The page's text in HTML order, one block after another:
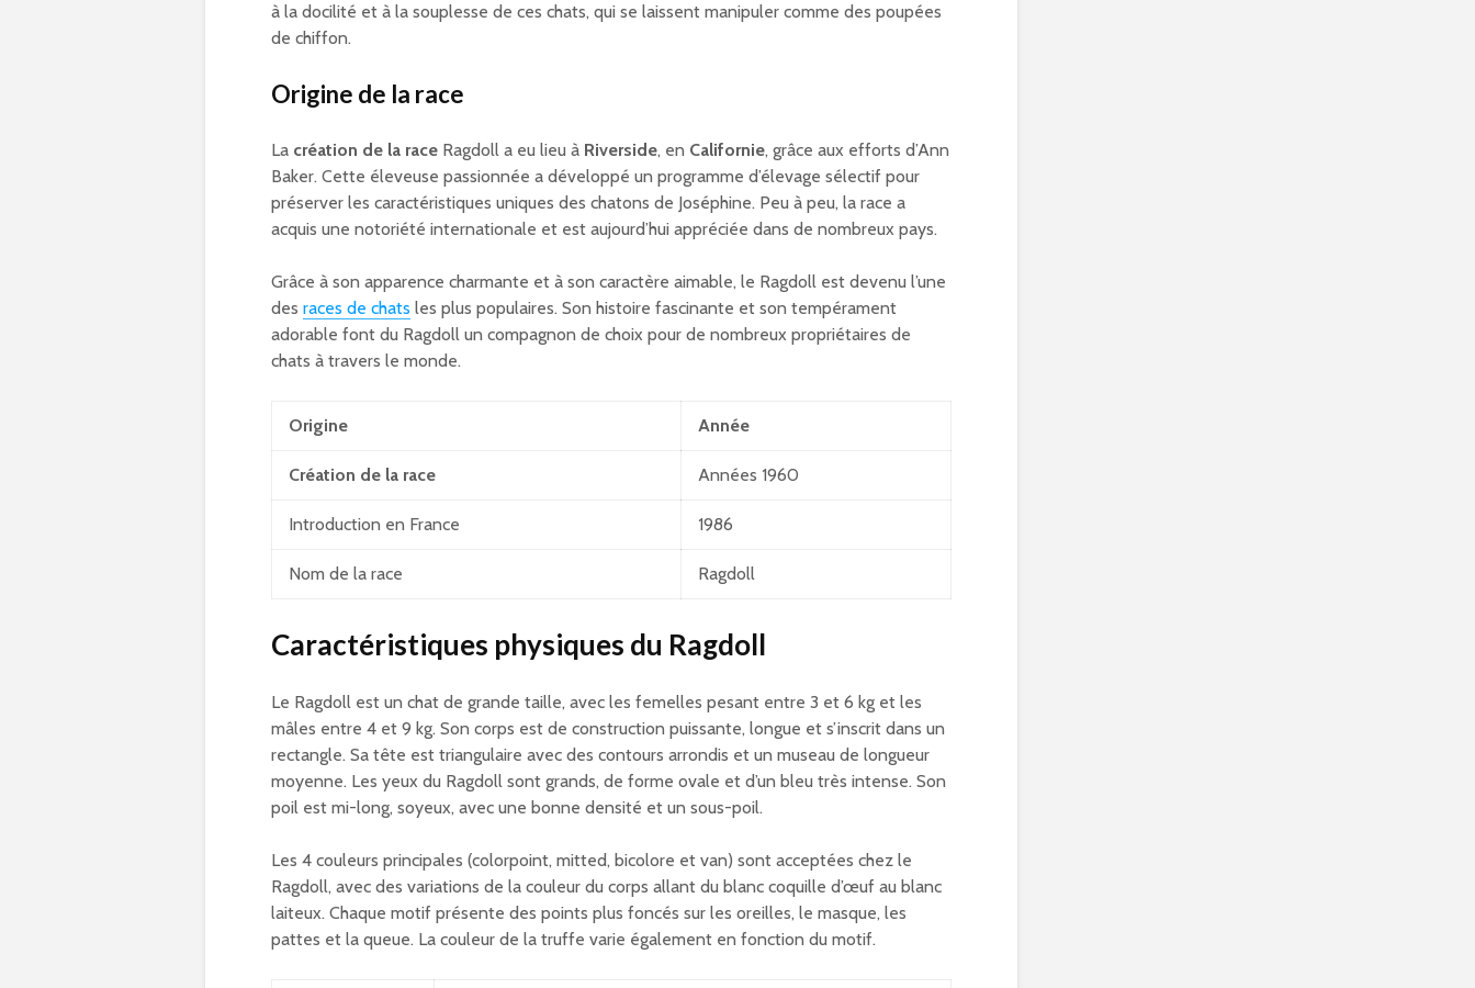
à la docilité et à la souplesse de ces chats, qui se laissent manipuler comme des poupées
de chiffon.
Origine de la race
La création de la race Ragdoll a eu lieu à Riverside, en Californie, grâce aux efforts d’Ann
Baker. Cette éleveuse passionnée a développé un programme d’élevage sélectif pour
préserver les caractéristiques uniques des chatons de Joséphine. Peu à peu, la race a
acquis une notoriété internationale et est aujourd’hui appréciée dans de nombreux pays.
Grâce à son apparence charmante et à son caractère aimable, le Ragdoll est devenu l’une
des races de chats les plus populaires. Son histoire fascinante et son tempérament
adorable font du Ragdoll un compagnon de choix pour de nombreux propriétaires de
chats à travers le monde.
Origine Année
Création de la race Années 1960
Introduction en France 1986
Nom de la race Ragdoll
Caractéristiques physiques du Ragdoll
Le Ragdoll est un chat de grande taille, avec les femelles pesant entre 3 et 6 kg et les
mâles entre 4 et 9 kg. Son corps est de construction puissante, longue et s’inscrit dans un
rectangle. Sa tête est triangulaire avec des contours arrondis et un museau de longueur
moyenne. Les yeux du Ragdoll sont grands, de forme ovale et d’un bleu très intense. Son
poil est mi-long, soyeux, avec une bonne densité et un sous-poil.
Les 4 couleurs principales (colorpoint, mitted, bicolore et van) sont acceptées chez le
Ragdoll, avec des variations de la couleur du corps allant du blanc coquille d’œuf au blanc
laiteux. Chaque motif présente des points plus foncés sur les oreilles, le masque, les
pattes et la queue. La couleur de la truffe varie également en fonction du motif.